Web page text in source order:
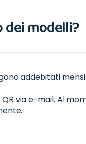
dei modelli?
addebitati
via e-mail. Al